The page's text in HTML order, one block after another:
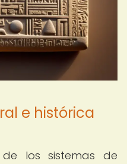
e histórica
los sistemas de